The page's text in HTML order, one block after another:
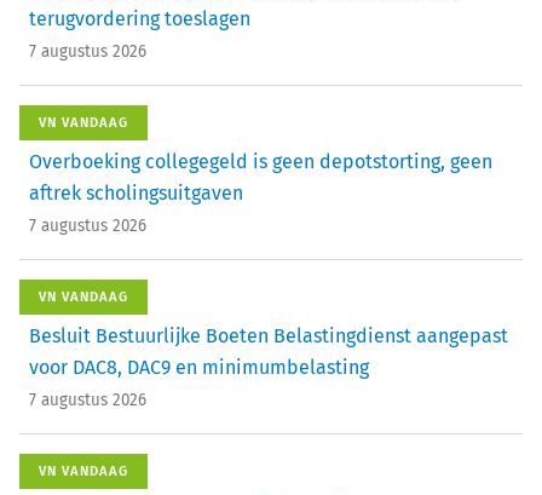
terugvordering toeslagen
7 augustus 2026
VN VANDAAG
Overboeking collegegeld is geen depotstorting, geen
aftrek scholingsuitgaven
7 augustus 2026
VN VANDAAG
Besluit Bestuurlijke Boeten Belastingdienst aangepast
voor DAC8, DAC9 en minimumbelasting
7 augustus 2026
VN VANDAAG